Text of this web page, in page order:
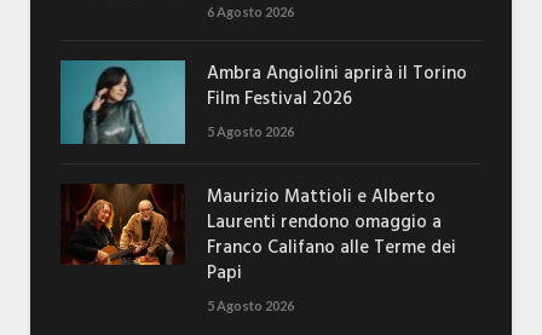
6 Agosto 2026
Ambra Angiolini aprirà il Torino
Film Festival 2026
5 Agosto 2026
Maurizio Mattioli e Alberto
Laurenti rendono omaggio a
Franco Califano alle Terme dei
Papi
5 Agosto 2026